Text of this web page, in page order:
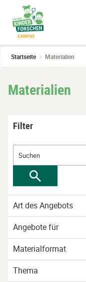
Hauptinhalt
wechseln
Startseite Materialien
Materialien
Filter
Art des Angebots
Angebote für
Materialformat
Thema